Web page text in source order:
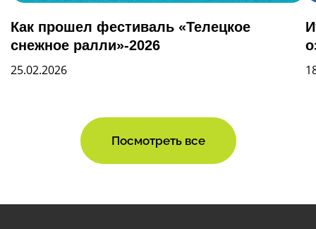
Как прошел фестиваль «Телецкое
снежное ралли»-2026
25.02.2026
Посмотреть все